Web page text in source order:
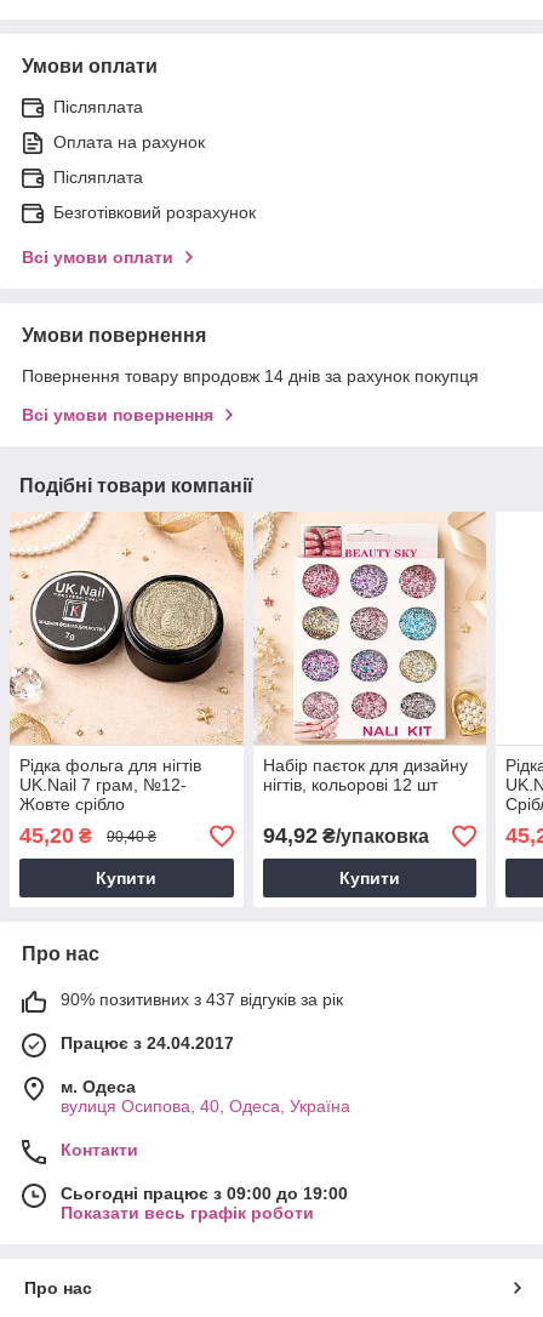
Умови оплати
Післяплата
Оплата на рахунок
Післяплата
Безготівковий розрахунок
Всі умови оплати
Умови повернення
Повернення товару впродовж 14 днів за рахунок покупця
Всі умови повернення
Подібні товари компанії
Рідка фольга для нігтів
UK.Nail 7 грам, №12-
Жовте срібло
45,20 ₴ 90,40 ₴
Купити
Набір паєток для дизайну
нігтів, кольорові 12 шт
94,92₴/упаковка
Купити
Про нас
90% позитивних з 437 відгуків за рік
Працює з 24.04.2017
м. Одеса
вулиця Осипова, 40, Одеса, Україна
Контакти
Сьогодні працює з 09:00 до 19:00
Показати весь графік роботи
Про нас